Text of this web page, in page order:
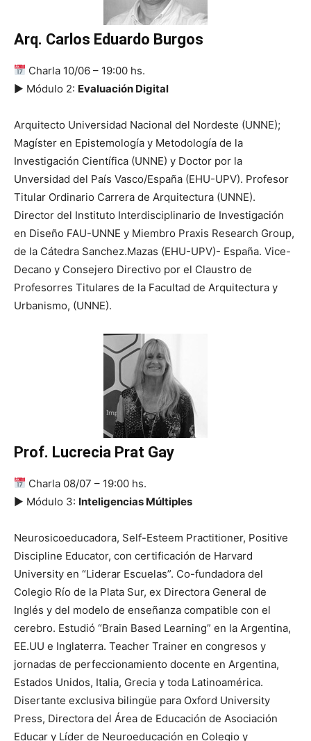
Arq. Carlos Eduardo Burgos
Charla 10/06 – 19:00 hs.
▶ Módulo 2: Evaluación Digital
Arquitecto Universidad Nacional del Nordeste (UNNE);
Magíster en Epistemología y Metodología de la
Investigación Científica (UNNE) y Doctor por la
Unversidad del País Vasco/España (EHU-UPV). Profesor
Titular Ordinario Carrera de Arquitectura (UNNE).
Director del Instituto Interdisciplinario de Investigación
en Diseño FAU-UNNE y Miembro Praxis Research Group,
de la Cátedra Sanchez.Mazas (EHU-UPV)- España. Vice-
Decano y Consejero Directivo por el Claustro de
Profesorres Titulares de la Facultad de Arquitectura y
Urbanismo, (UNNE).
Prof. Lucrecia Prat Gay
Charla 08/07 – 19:00 hs.
▶ Módulo 3: Inteligencias Múltiples
Neurosicoeducadora, Self-Esteem Practitioner, Positive
Discipline Educator, con certificación de Harvard
University en “Liderar Escuelas”. Co-fundadora del
Colegio Río de la Plata Sur, ex Directora General de
Inglés y del modelo de enseñanza compatible con el
cerebro. Estudió “Brain Based Learning” en la Argentina,
EE.UU e Inglaterra. Teacher Trainer en congresos y
jornadas de perfeccionamiento docente en Argentina,
Estados Unidos, Italia, Grecia y toda Latinoamérica.
Disertante exclusiva bilingüe para Oxford University
Press, Directora del Área de Educación de Asociación
Educar y Líder de Neuroeducación en Colegio y